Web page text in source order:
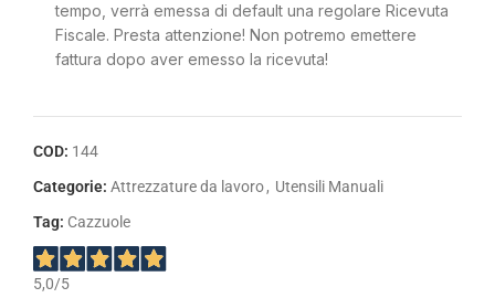
tempo, verrà emessa di default una regolare Ricevuta
Fiscale. Presta attenzione! Non potremo emettere
fattura dopo aver emesso la ricevuta!
COD: 144
Categorie: Attrezzature da lavoro, Utensili Manuali
Tag: Cazzuole
5,0/5